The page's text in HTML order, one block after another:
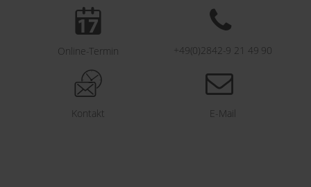
Online-Termin +49(0)2842-9 21 49 90
Kontakt E-Mail